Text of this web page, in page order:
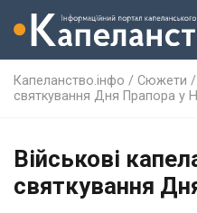
Капеланство.інфо / Сюжети /
святкування Дня Прапора у
Військові
святкування